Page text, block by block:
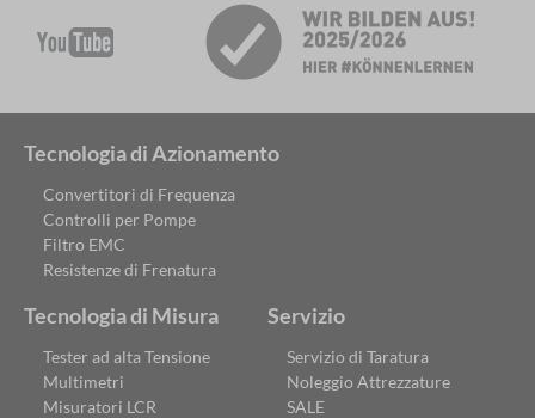
Tecnologia di Azionamento
Convertitori di Frequenza
Controlli per Pompe
Filtro EMC
Resistenze di Frenatura
Tecnologia di Misura
Tester ad alta Tensione
Multimetri
Misuratori LCR
Servizio
Servizio di Taratura
Noleggio Attrezzature
SALE